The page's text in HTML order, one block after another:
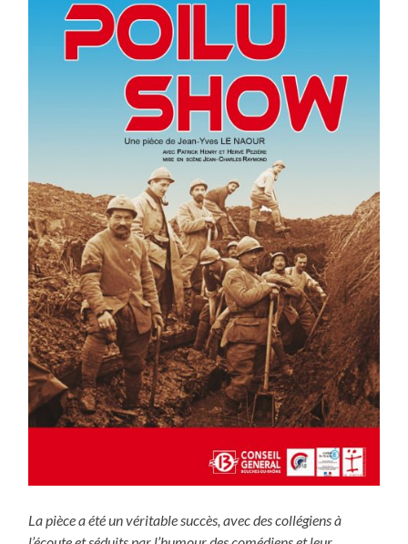
La pièce a été un véritable succès, avec des collégiens à